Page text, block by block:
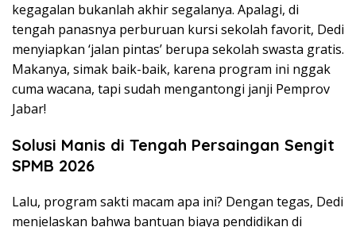
i
r
a
s
i
!
kegagalan bukanlah akhir segalanya. Apalagi, di
tengah panasnya perburuan kursi sekolah favorit, Dedi
menyiapkan ‘jalan pintas’ berupa sekolah swasta gratis.
Makanya, simak baik-baik, karena program ini nggak
cuma wacana, tapi sudah mengantongi janji Pemprov
Jabar!
Solusi Manis di Tengah Persaingan Sengit
SPMB 2026
Lalu, program sakti macam apa ini? Dengan tegas, Dedi
menjelaskan bahwa bantuan biaya pendidikan di